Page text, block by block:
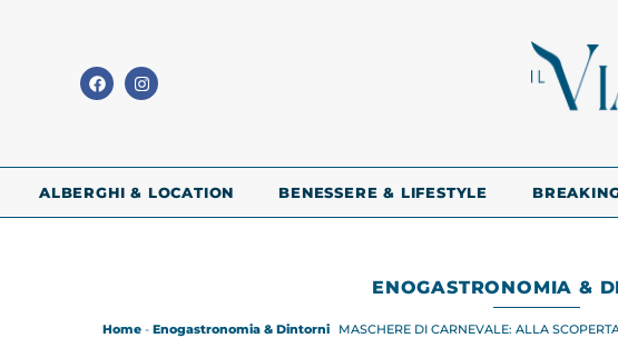
ALBERGHI & LOCATION BENESSERE & LIFESTYLE
ENOGASTRONOMIA &
Home - Enogastronomia & Dintorni MASCHERE DI CARNEVALE: ALLA